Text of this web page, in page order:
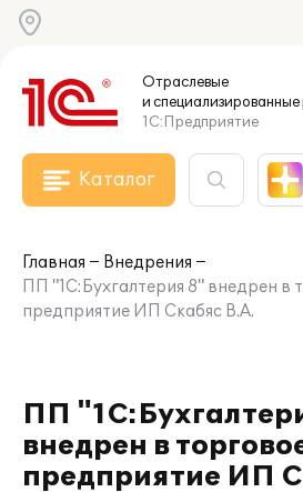
Отраслевые
и специализированные
1С:Предприятие
Каталог
Главная
Внедрения
ПП "1С:Бухгалтерия 8" внедрен в
предприятие ИП Скабяс В.А.
ПП
внедрен в
предприятие ИП